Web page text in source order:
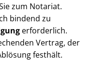
zum Notariat.
bindend zu
erforderlich.
Vertrag, der
festhält.